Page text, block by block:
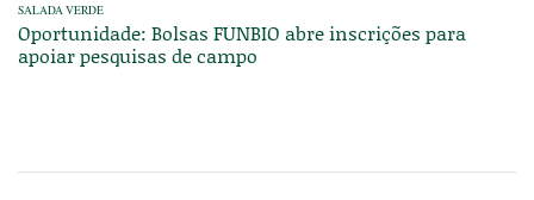
SALADA VERDE
Oportunidade: Bolsas FUNBIO abre inscrições para
apoiar pesquisas de campo